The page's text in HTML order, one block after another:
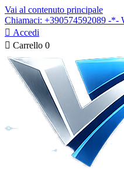
Vai al contenuto principale
Chiamaci: +390574592089 -*-
 Accedi
 Carrello 0